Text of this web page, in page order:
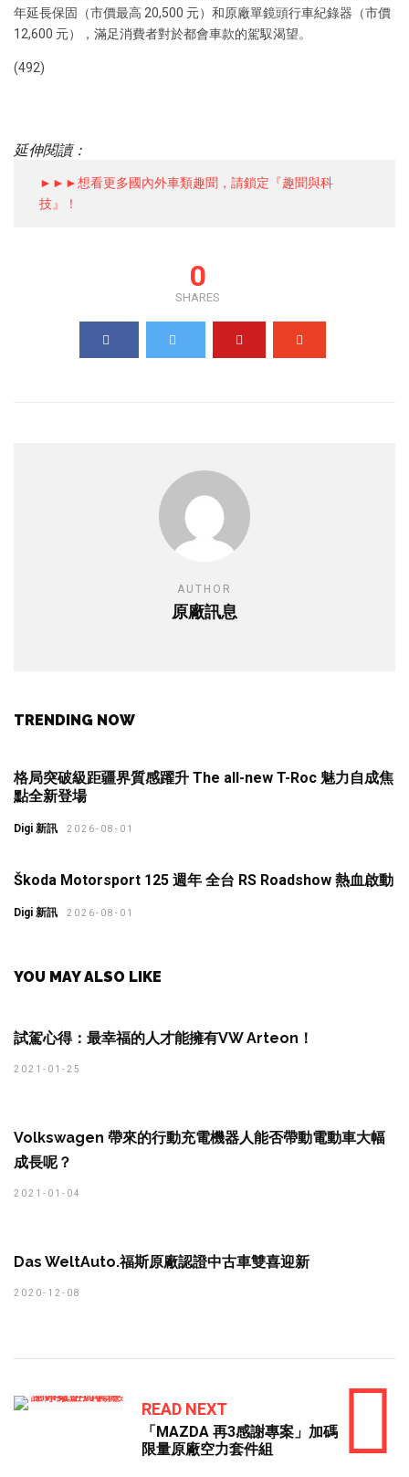
年延長保固（市價最高 20,500 元）和原廠單鏡頭行車紀錄器（市價
12,600 元），滿足消費者對於都會車款的駕馭渴望。
(492)
延伸閱讀：
►►►想看更多國內外車類趣聞，請鎖定『趣聞與科
技』！
0
SHARES
AUTHOR
原廠訊息
TRENDING NOW
格局突破級距疆界質感躍升 The all-new T-Roc 魅力自成焦
點全新登場
Digi 新訊 2026-08-01
Škoda Motorsport 125 週年 全台 RS Roadshow 熱血啟動
Digi 新訊 2026-08-01
YOU MAY ALSO LIKE
試駕心得：最幸福的人才能擁有VW Arteon！
2021-01-25
Volkswagen 帶來的行動充電機器人能否帶動電動車大幅
成長呢？
2021-01-04
Das WeltAuto.福斯原廠認證中古車雙喜迎新
2020-12-08
READ NEXT
「MAZDA 再3感謝專案」加碼
限量原廠空力套件組